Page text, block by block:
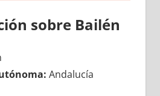
sobre Bailén
Andalucía